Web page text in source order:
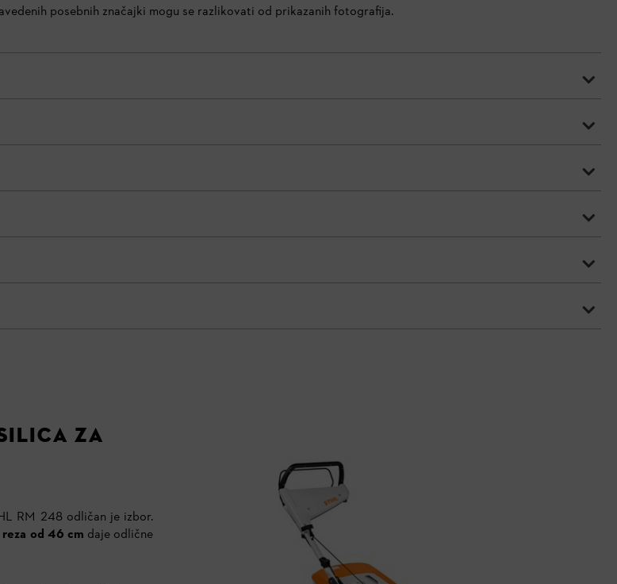
posebnih značajki mogu se razlikovati od prikazanih fotografija.
ZA
RM 248 odličan je izbor.
od 46 cm daje odlične